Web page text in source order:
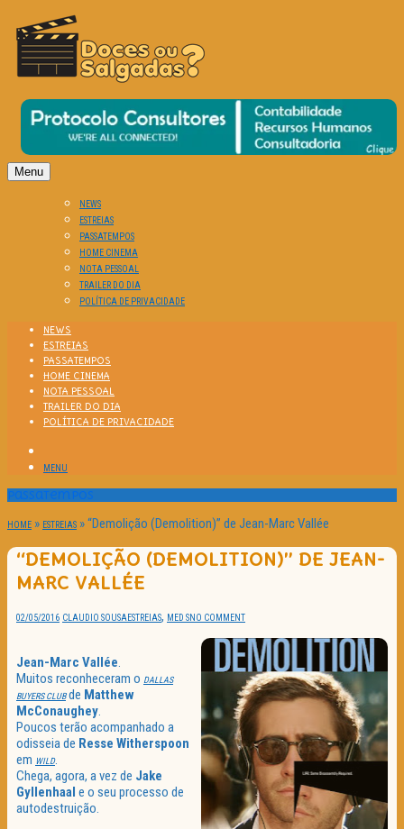
DOCES OU SALGADAS?
O Cinema? Uma Paixão!!
Menu
NEWS
ESTREIAS
PASSATEMPOS
HOME CINEMA
NOTA PESSOAL
TRAILER DO DIA
POLÍTICA DE PRIVACIDADE
NEWS
ESTREIAS
PASSATEMPOS
HOME CINEMA
NOTA PESSOAL
TRAILER DO DIA
POLÍTICA DE PRIVACIDADE
MENU
Passatempos
HOME » ESTREIAS »“Demolição (Demolition)” de Jean-Marc Vallée
“DEMOLIÇÃO (DEMOLITION)” DE JEAN-
MARC VALLÉE
02/05/2016 CLAUDIO SOUSAESTREIAS, MED SNO COMMENT
Jean-Marc Vallée.
Muitos reconheceram o DALLAS
BUYERS CLUBde Matthew
McConaughey.
Poucos terão acompanhado a
odisseia de Resse Witherspoon
em WILD.
Chega, agora, a vez de Jake
Gyllenhaal e o seu processo de
autodestruição.